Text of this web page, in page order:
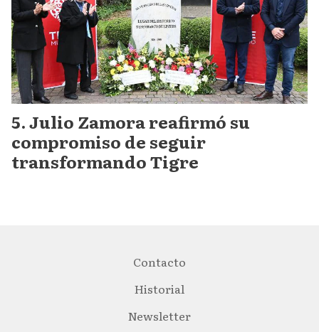
Julio Zamora reafirmó su
compromiso de seguir
transformando Tigre
Contacto
Historial
Newsletter